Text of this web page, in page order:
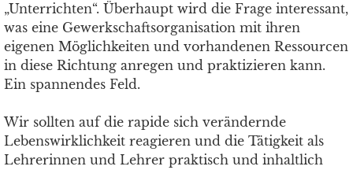
„Unterrichten“. Überhaupt wird die Frage interessant,
was eine Gewerkschaftsorganisation mit ihren
eigenen Möglichkeiten und vorhandenen Ressourcen
in diese Richtung anregen und praktizieren kann.
Ein spannendes Feld.
Wir sollten auf die rapide sich verändernde
Lebenswirklichkeit reagieren und die Tätigkeit als
Lehrerinnen und Lehrer praktisch und inhaltlich